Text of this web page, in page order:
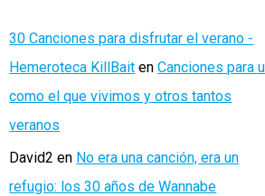
30 Canciones para disfrutar el verano -
Hemeroteca KillBait enCanciones para
como el que vivimos y otros tantos
veranos
David2 en No era una canción, era un
refugio: los 30 años de Wannabe